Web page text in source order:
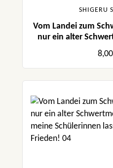
SHIGERU
Vom Landei zum
nur ein alter
aber meine
in